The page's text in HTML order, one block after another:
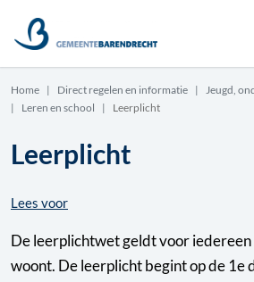
Home Direct regelen en informatie
Jeugd,
Leren en school
Leerplicht
Leerplicht
Lees voor
De leerplichtwet geldt voor
woont. De leerplicht begint op de 1e